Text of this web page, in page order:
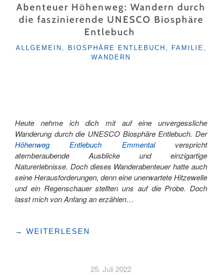
DEM
NEUEN
HOSPENTRAIL "
Abenteuer Höhenweg: Wandern durch
die faszinierende UNESCO Biosphäre
Entlebuch
KATEGORIEN
ALLGEMEIN , BIOSPHÄRE ENTLEBUCH , FAMILIE ,
WANDERN
Heute nehme ich dich mit auf eine unvergessliche
Wanderung durch die UNESCO Biosphäre Entlebuch. Der
Höhenweg Entlebuch Emmentalverspricht
atemberaubende Ausblicke und einzigartige
Naturerlebnisse. Doch dieses Wanderabenteuer hatte auch
seine Herausforderungen, denn eine unerwartete Hitzewelle
und ein Regenschauer stellten uns auf die Probe. Doch
lasst mich von Anfang an erzählen…
"ABENTEUER
→ WEITERLESEN
25. Juli 2022